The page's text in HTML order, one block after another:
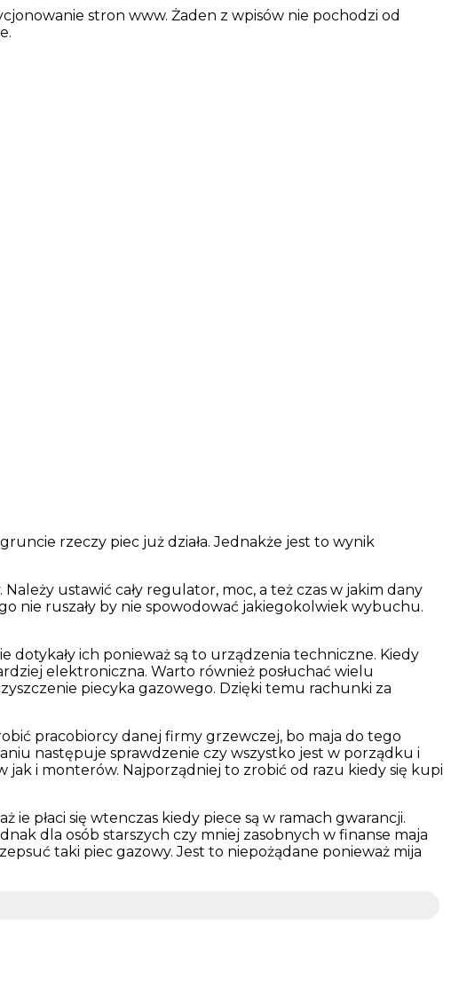
stron www. Żaden z wpisów nie pochodzi od
rzeczy piec już działa. Jednakże jest to wynik
ustawić cały regulator, moc, a też czas w jakim dany
nie ruszały by nie spowodować jakiegokolwiek wybuchu.
dotykały ich ponieważ są to urządzenia techniczne. Kiedy
elektroniczna. Warto również posłuchać wielu
piecyka gazowego. Dzięki temu rachunki za
pracobiorcy danej firmy grzewczej, bo maja do tego
następuje sprawdzenie czy wszystko jest w porządku i
i monterów. Najporządniej to zrobić od razu kiedy się kupi
ie płaci się wtenczas kiedy piece są w ramach gwarancji.
dla osób starszych czy mniej zasobnych w finanse maja
taki piec gazowy. Jest to niepożądane ponieważ mija